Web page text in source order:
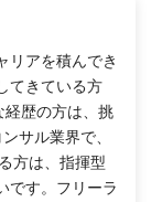
アを積んでき
てきている方
経歴の方は、挑
サル業界で、
方は、指揮型
です。フリーラ